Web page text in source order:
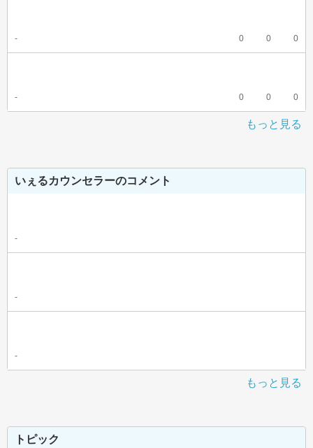
- 0 0 0
- 0 0 0
もっと見る
いぇるカウンセラーのコメント
-
-
-
もっと見る
トピック